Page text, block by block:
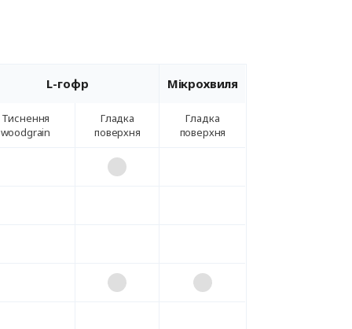
L-гофр Мікрохвиля
Тиснення
woodgrain
Гладка
поверхня
Гладка
поверхня